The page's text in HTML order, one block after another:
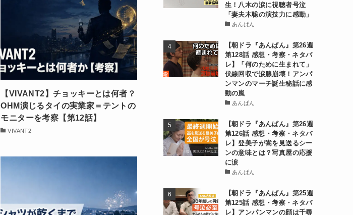
【VIVANT2】チョッキーとは何者？
OHM演じるタイの実業家＝テントの
モニターを考察【第12話】
VIVANT2
生！八木の涙に視聴者号泣
「妻夫木聡の演技力に感動」
あんぱん
【朝ドラ『あんぱん』第26週
第128話 感想・考察・ネタバ
レ】「何のために生まれて」
伏線回収で涙腺崩壊！アンパ
ンマンのマーチ誕生秘話に感
動の嵐
あんぱん
【朝ドラ『あんぱん』第26週
第126話 感想・考察・ネタバ
レ】登美子が嵩を見送るシー
ンの意味とは？写真屋の応援
に涙
あんぱん
【朝ドラ『あんぱん』第25週
第125話 感想・考察・ネタバ
レ】アンパンマンの顔は千尋